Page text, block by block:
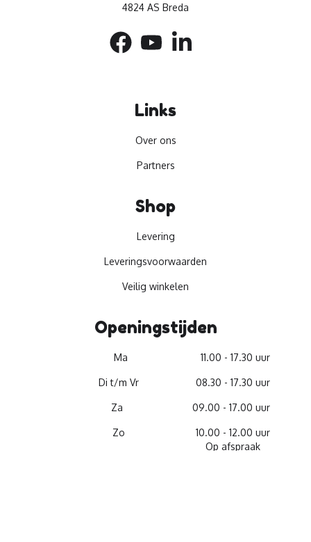
4824 AS Breda
Links
Over ons
Partners
Shop
Levering
Leveringsvoorwaarden
Veilig winkelen
Openingstijden
Ma 11.00 - 17.30 uur
Di t/m Vr 08.30 - 17.30 uur
Za 09.00 - 17.00 uur
Zo
10.00 - 12.00 uur
Op afspraak